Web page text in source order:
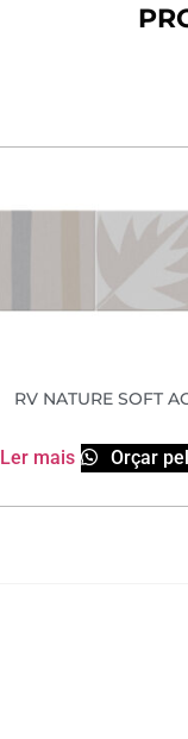
RV NATURE SOFT
Ler mais Orçar